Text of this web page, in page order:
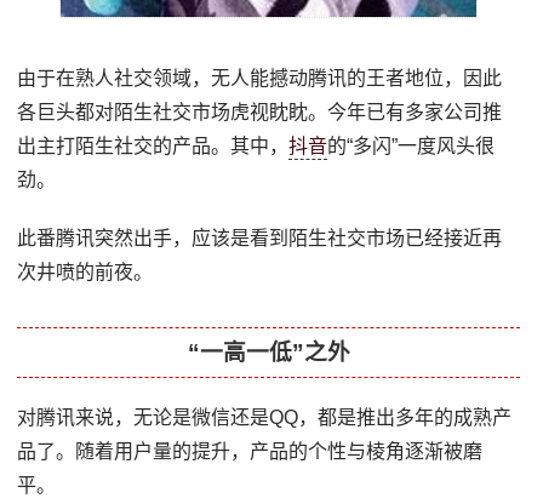
由于在熟人社交领域，无人能撼动腾讯的王者地位，因此
各巨头都对陌生社交市场虎视眈眈。今年已有多家公司推
出主打陌生社交的产品。其中，抖音的“多闪”一度风头很
劲。
此番腾讯突然出手，应该是看到陌生社交市场已经接近再
次井喷的前夜。
“一高一低”之外
对腾讯来说，无论是微信还是QQ，都是推出多年的成熟产
品了。随着用户量的提升，产品的个性与棱角逐渐被磨
平。